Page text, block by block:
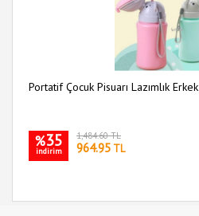
Portatif Çocuk Pisuarı Lazımlık Erkek
%35
indirim
1,484.60 TL
964.95 TL